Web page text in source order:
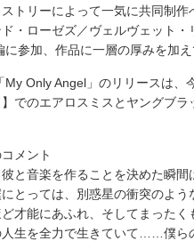
トリーによって一気に共同制
・ローゼズ／ヴェルヴェット
参加、作品に一層の厚みを加え
Only Angel」のリリースは、
でのエアロスミスとヤングブ
メント
彼と音楽を作ることを決めた瞬
とっては、別惑星の衝突のよ
才能にあふれ、そしてまった
生を全力で生きていて……僕ら